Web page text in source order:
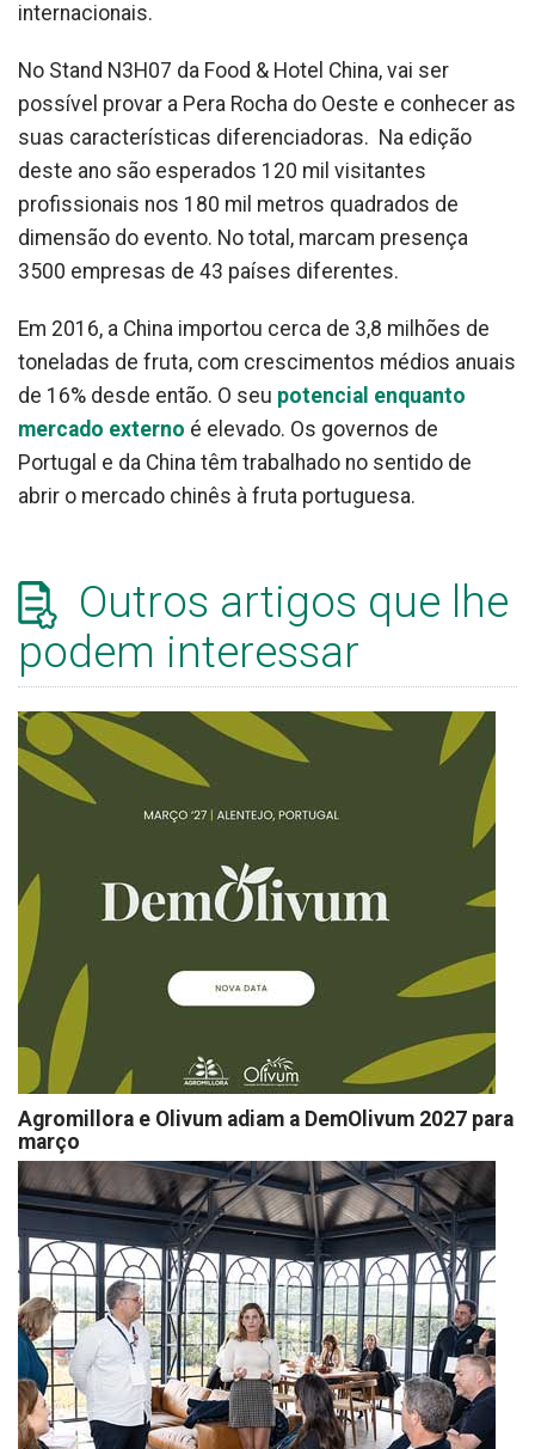
internacionais.
No Stand N3H07 da Food & Hotel China, vai ser
possível provar a Pera Rocha do Oeste e conhecer as
suas características diferenciadoras. Na edição
deste ano são esperados 120 mil visitantes
profissionais nos 180 mil metros quadrados de
dimensão do evento. No total, marcam presença
3500 empresas de 43 países diferentes.
Em 2016, a China importou cerca de 3,8 milhões de
toneladas de fruta, com crescimentos médios anuais
de 16% desde então. O seu potencial enquanto
mercado externo é elevado. Os governos de
Portugal e da China têm trabalhado no sentido de
abrir o mercado chinês à fruta portuguesa.
Outros artigos que lhe
podem interessar
Agromillora e Olivum adiam a DemOlivum 2027 para
março